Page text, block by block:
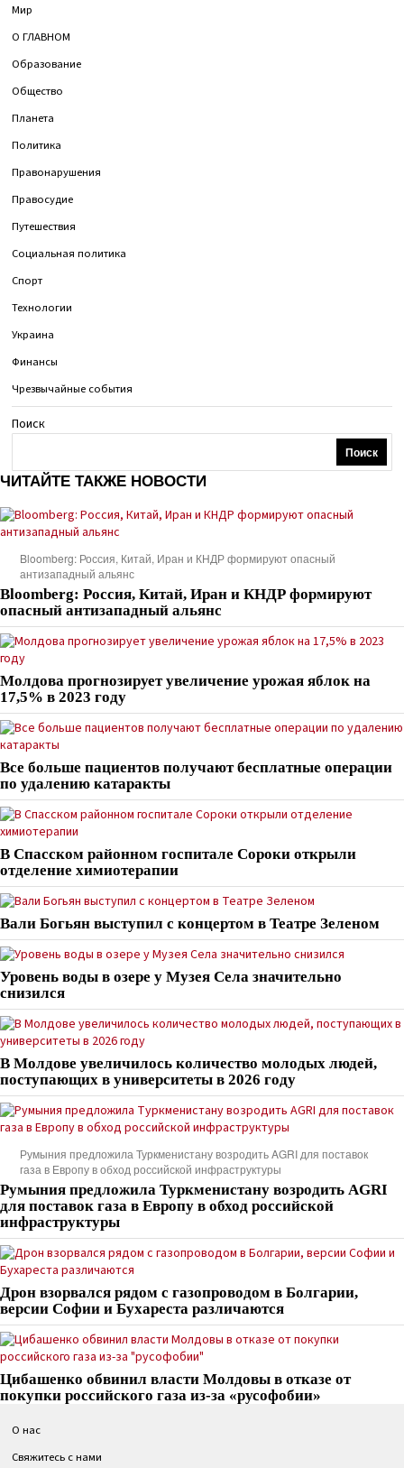
Мир
О ГЛАВНОМ
Образование
Общество
Планета
Политика
Правонарушения
Правосудие
Путешествия
Социальная политика
Спорт
Технологии
Украина
Финансы
Чрезвычайные события
Поиск
Поиск
ЧИТАЙТЕ ТАКЖЕ НОВОСТИ
Bloomberg: Россия, Китай, Иран и КНДР формируют опасный
антизападный альянс
Bloomberg: Россия, Китай, Иран и КНДР формируют
опасный антизападный альянс
Молдова прогнозирует увеличение урожая яблок на
17,5% в 2023 году
Все больше пациентов получают бесплатные операции
по удалению катаракты
В Спасском районном госпитале Сороки открыли
отделение химиотерапии
Вали Богьян выступил с концертом в Театре Зеленом
Уровень воды в озере у Музея Села значительно
снизился
В Молдове увеличилось количество молодых людей,
поступающих в университеты в 2026 году
Румыния предложила Туркменистану возродить AGRI для поставок
газа в Европу в обход российской инфраструктуры
Румыния предложила Туркменистану возродить AGRI
для поставок газа в Европу в обход российской
инфраструктуры
Дрон взорвался рядом с газопроводом в Болгарии,
версии Софии и Бухареста различаются
Цибашенко обвинил власти Молдовы в отказе от
покупки российского газа из-за «русофобии»
О нас
Свяжитесь с нами